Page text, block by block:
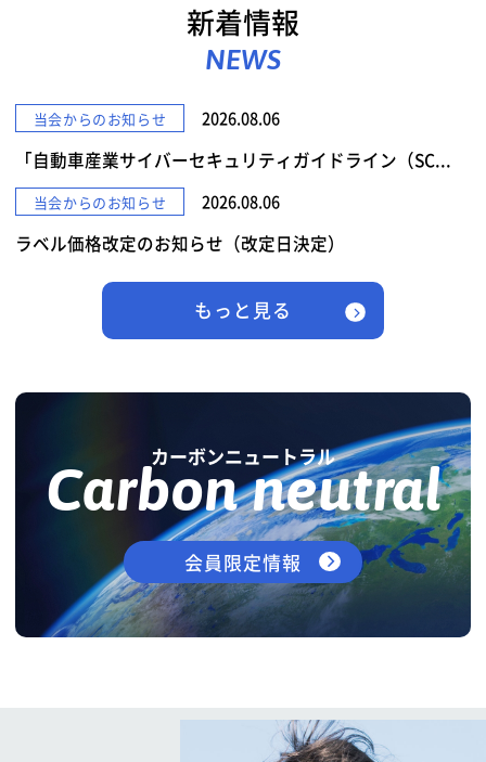
新着情報
NEWS
当会からのお知らせ 2026.08.06
「自動車産業サイバーセキュリティガイドライン（SC...
当会からのお知らせ 2026.08.06
ラベル価格改定のお知らせ（改定日決定）
もっと見る
カーボンニュートラル
Carbon neutral
会員限定情報